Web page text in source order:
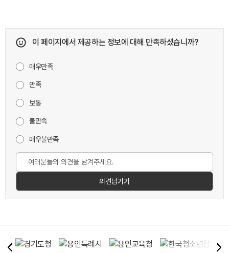
이 페이지에서 제공하는 정보에 대해 만족하셨습니까?
매우만족
만족
보통
불만족
매우불만족